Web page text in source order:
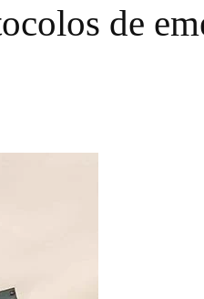
de